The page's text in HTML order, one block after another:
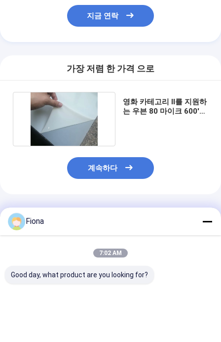
지금 연락
가장 저렴 한 가격 으로
영화 카테고리 II를 지원하
는 우븐 80 마이크 600'
계속하다
추천된 제품
Fiona
7:02 AM
Good day, what product are you looking for?